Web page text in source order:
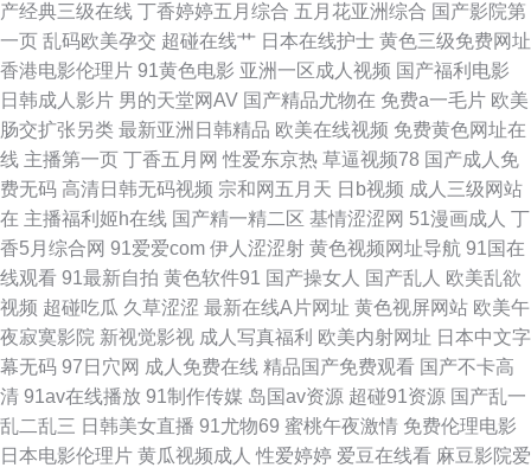
区二区 国产91绿帽老婆合集 91五码 影音先锋av强奸 日韩韩日免费视频 国
产在线9199视频 91日韩成人综合 手机看片福利盒子 超碰人人妻人人爽 92
恋足 91人妻丝袜一二三 国产93视频 日韩电影第二页 日韩精品自拍1 欧美三
级网站 黄色网入口站链接 91社区入口 五月天爱婷婷 国产精品色约约约约约
91色搞 午夜剧场两性人与兽 人人操超碰91 黄网9 91重口味视频 91草莓在线
丝袜伪娘影音先锋 国产性福利 91免费观看网站 91网站入口桃色 精品国产国
偷在线观看 欧美性爱一区 欧美色sss 91日韩在线观看 欧美经品h版 www无
码色图 东方伊人日韩无码91 国产38页 91免费国产黑丝视频 伊人网久 玖玖
产经典三级在线 丁香婷婷五月综合 五月花亚洲综合 国产影院第
一页 乱码欧美孕交 超碰在线艹 日本在线护士 黄色三级免费网址
香港电影伦理片 91黄色电影 亚洲一区成人视频 国产福利电影
日韩成人影片 男的天堂网AV 国产精品尤物在 免费a一毛片 欧美
肠交扩张另类 最新亚洲日韩精品 欧美在线视频 免费黄色网址在
线 主播第一页 丁香五月网 性爱东京热 草逼视频78 国产成人免
费无码 高清日韩无码视频 宗和网五月天 日b视频 成人三级网站
在 主播福利姬h在线 国产精一精二区 基情涩涩网 51漫画成人 丁
香5月综合网 91爱爱com 伊人涩涩射 黄色视频网址导航 91国在
线观看 91最新自拍 黄色软件91 国产操女人 国产乱人 欧美乱欲
视频 超碰吃瓜 久草涩涩 最新在线A片网址 黄色视屏网站 欧美午
夜寂寞影院 新视觉影视 成人写真福利 欧美内射网址 日本中文字
幕无码 97日穴网 成人免费在线 精品国产免费观看 国产不卡高
清 91av在线播放 91制作传媒 岛国av资源 超碰91资源 国产乱一
乱二乱三 日韩美女直播 91尤物69 蜜桃午夜激情 免费伦理电影
日本电影伦理片 黄瓜视频成人 性爱婷婷 爱豆在线看 麻豆影院爱